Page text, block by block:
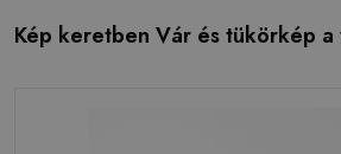
Kép keretben Vár és tükörkép a